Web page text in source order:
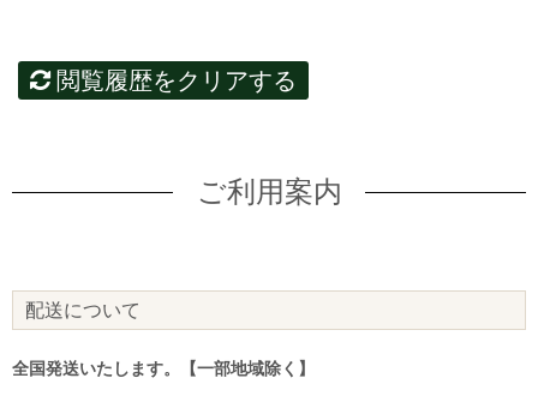
閲覧履歴をクリアする
ご利用案内
配送について
全国発送いたします。【一部地域除く】